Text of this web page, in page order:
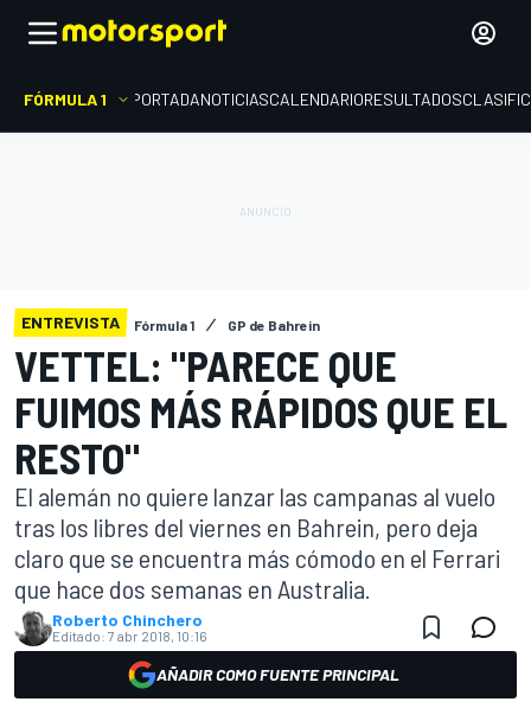
FÓRMULA 1 PORTADANOTICIASCALENDARIORESULTADOS
ENTREVISTA Fórmula 1 GP de Bahrein
VETTEL: "PARECE QUE
FUIMOS MÁS RÁPIDOS QUE EL
RESTO"
El alemán no quiere lanzar las campanas al vuelo
tras los libres del viernes en Bahrein, pero deja
claro que se encuentra más cómodo en el Ferrari
que hace dos semanas en Australia.
Roberto Chinchero
Editado: 7 abr 2018, 10:16
AÑADIR COMO FUENTE PRINCIPAL